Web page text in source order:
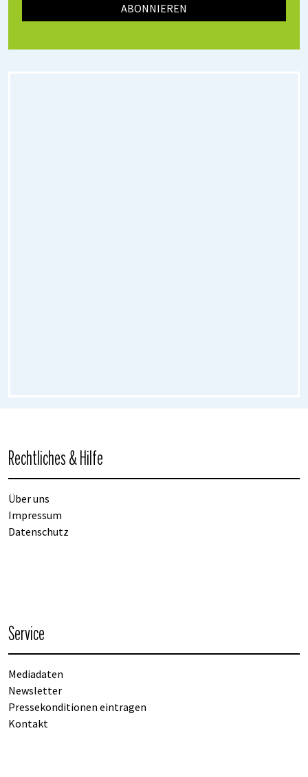
Rechtliches & Hilfe
Über uns
Impressum
Datenschutz
Service
Mediadaten
Newsletter
Pressekonditionen eintragen
Kontakt